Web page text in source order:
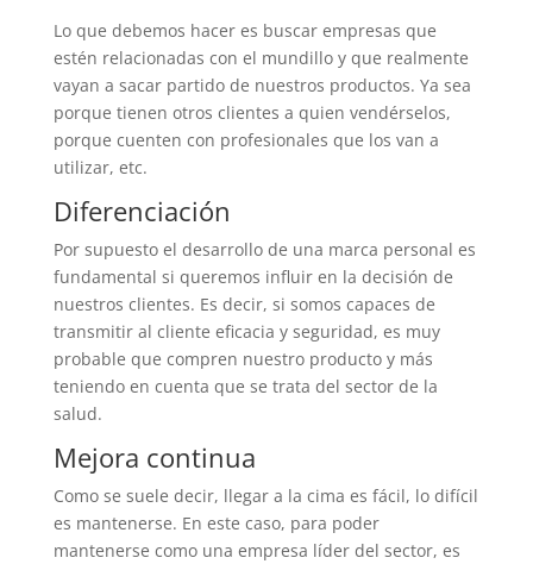
Lo que debemos hacer es buscar empresas que
estén relacionadas con el mundillo y que realmente
vayan a sacar partido de nuestros productos. Ya sea
porque tienen otros clientes a quien vendérselos,
porque cuenten con profesionales que los van a
utilizar, etc.
Diferenciación
Por supuesto el desarrollo de una marca personal es
fundamental si queremos influir en la decisión de
nuestros clientes. Es decir, si somos capaces de
transmitir al cliente eficacia y seguridad, es muy
probable que compren nuestro producto y más
teniendo en cuenta que se trata del sector de la
salud.
Mejora continua
Como se suele decir, llegar a la cima es fácil, lo difícil
es mantenerse. En este caso, para poder
mantenerse como una empresa líder del sector, es